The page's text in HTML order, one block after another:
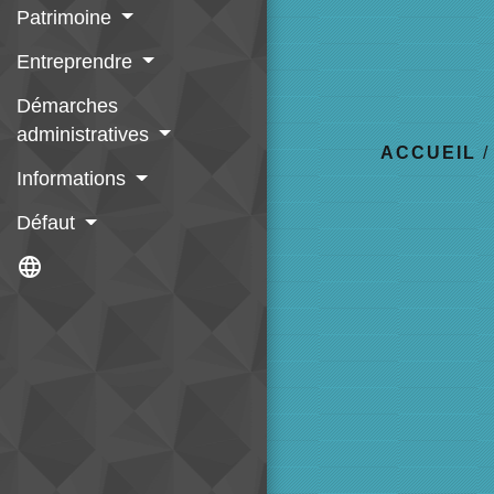
Patrimoine
Entreprendre
Démarches
administratives
Informations
Défaut
language
ACCUEIL